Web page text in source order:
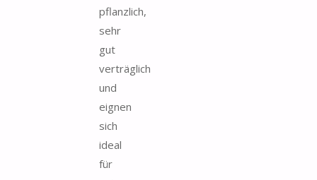
pflanzlich,
sehr
gut
verträglich
und
eignen
sich
ideal
für